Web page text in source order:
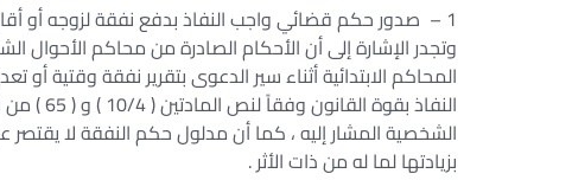
1 – صدور حكم قضائي واجب النفاذ بدفع نفقة لزوجه أو أقاربه أو أصهاره أو أجره حضانة أو رضاعة أو مسكن .
وتجدر الإشارة إلى أن الأحكام الصادرة من محاكم
المحاكم الابتدائية أثناء سير الدعوى بتقرير نفقة وقتية
النفاذ
الشخصية المشار إليه ، كما أن مدلول حكم النفقة لا
بزيادتها لما له من ذات الأثر .